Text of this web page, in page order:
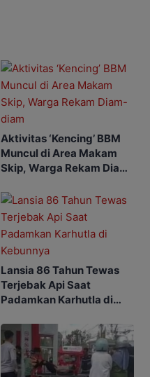
Aktivitas ‘Kencing’ BBM
Muncul di Area Makam
Skip, Warga Rekam Diam-
Lansia 86 Tahun Tewas
Terjebak Api Saat
Padamkan Karhutla di